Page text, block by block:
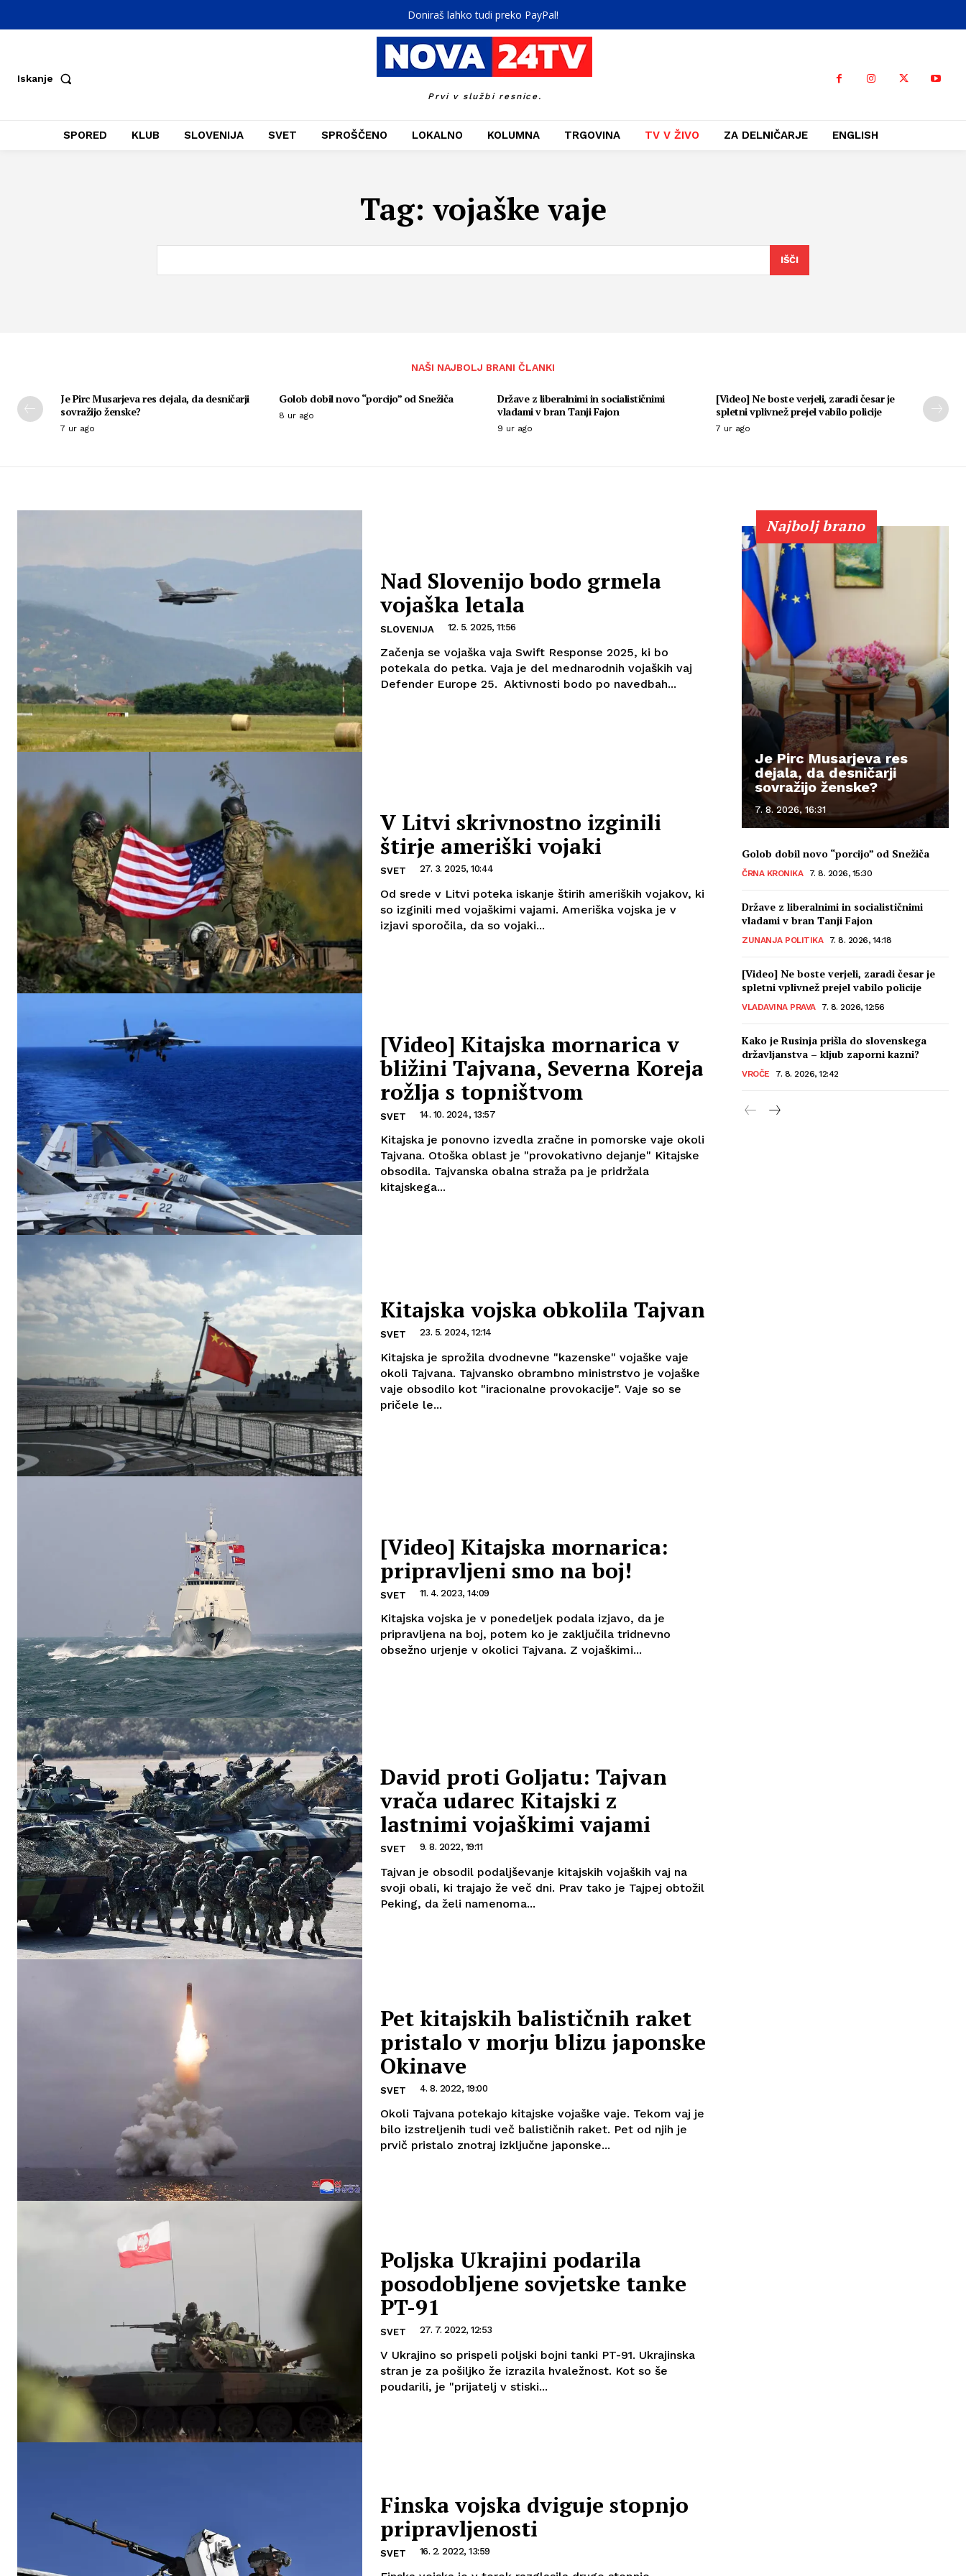
Doniraš lahko tudi preko PayPal!
Iskanje
Prvi v službi resnice.
SPORED KLUB SLOVENIJA SVET SPROŠČENO LOKALNO KOLUMNA TRGOVINA TV V ŽIVO ZA DELNIČARJE ENGLISH
Tag: vojaške vaje
IŠČI
NAŠI NAJBOLJ BRANI ČLANKI
Je Pirc Musarjeva res dejala, da desničarji
sovražijo ženske?
7 ur ago
Golob dobil novo “porcijo” od Snežiča
8 ur ago
Države z liberalnimi in socialističnimi
vladami v bran Tanji Fajon
9 ur ago
[Video] Ne boste verjeli, zaradi česar je
spletni vplivnež prejel vabilo policije
7 ur ago
Nad Slovenijo bodo grmela
vojaška letala
SLOVENIJA 12. 5. 2025, 11:56
Začenja se vojaška vaja Swift Response 2025, ki bo
potekala do petka. Vaja je del mednarodnih vojaških vaj
Defender Europe 25. Aktivnosti bodo po navedbah...
V Litvi skrivnostno izginili
štirje ameriški vojaki
SVET 27. 3. 2025, 10:44
Od srede v Litvi poteka iskanje štirih ameriških vojakov, ki
so izginili med vojaškimi vajami. Ameriška vojska je v
izjavi sporočila, da so vojaki...
[Video] Kitajska mornarica v
bližini Tajvana, Severna Koreja
rožlja s topništvom
SVET 14. 10. 2024, 13:57
Kitajska je ponovno izvedla zračne in pomorske vaje okoli
Tajvana. Otoška oblast je "provokativno dejanje" Kitajske
obsodila. Tajvanska obalna straža pa je pridržala
kitajskega...
Kitajska vojska obkolila Tajvan
SVET 23. 5. 2024, 12:14
Kitajska je sprožila dvodnevne "kazenske" vojaške vaje
okoli Tajvana. Tajvansko obrambno ministrstvo je vojaške
vaje obsodilo kot "iracionalne provokacije". Vaje so se
pričele le...
[Video] Kitajska mornarica:
pripravljeni smo na boj!
SVET 11. 4. 2023, 14:09
Kitajska vojska je v ponedeljek podala izjavo, da je
pripravljena na boj, potem ko je zaključila tridnevno
obsežno urjenje v okolici Tajvana. Z vojaškimi...
David proti Goljatu: Tajvan
vrača udarec Kitajski z
lastnimi vojaškimi vajami
SVET 9. 8. 2022, 19:11
Tajvan je obsodil podaljševanje kitajskih vojaških vaj na
svoji obali, ki trajajo že več dni. Prav tako je Tajpej obtožil
Peking, da želi namenoma...
Pet kitajskih balističnih raket
pristalo v morju blizu japonske
Okinave
SVET 4. 8. 2022, 19:00
Okoli Tajvana potekajo kitajske vojaške vaje. Tekom vaj je
bilo izstreljenih tudi več balističnih raket. Pet od njih je
prvič pristalo znotraj izključne japonske...
Poljska Ukrajini podarila
posodobljene sovjetske tanke
PT-91
SVET 27. 7. 2022, 12:53
V Ukrajino so prispeli poljski bojni tanki PT-91. Ukrajinska
stran je za pošiljko že izrazila hvaležnost. Kot so še
poudarili, je "prijatelj v stiski...
Finska vojska dviguje stopnjo
pripravljenosti
SVET 16. 2. 2022, 13:59
Najbolj brano
Je Pirc Musarjeva res
dejala, da desničarji
sovražijo ženske?
7. 8. 2026, 16:31
Golob dobil novo “porcijo” od Snežiča
ČRNA KRONIKA 7. 8. 2026, 15:30
Države z liberalnimi in socialističnimi
vladami v bran Tanji Fajon
ZUNANJA POLITIKA 7. 8. 2026, 14:18
[Video] Ne boste verjeli, zaradi česar je
spletni vplivnež prejel vabilo policije
VLADAVINA PRAVA 7. 8. 2026, 12:56
Kako je Rusinja prišla do slovenskega
državljanstva – kljub zaporni kazni?
VROČE 7. 8. 2026, 12:42